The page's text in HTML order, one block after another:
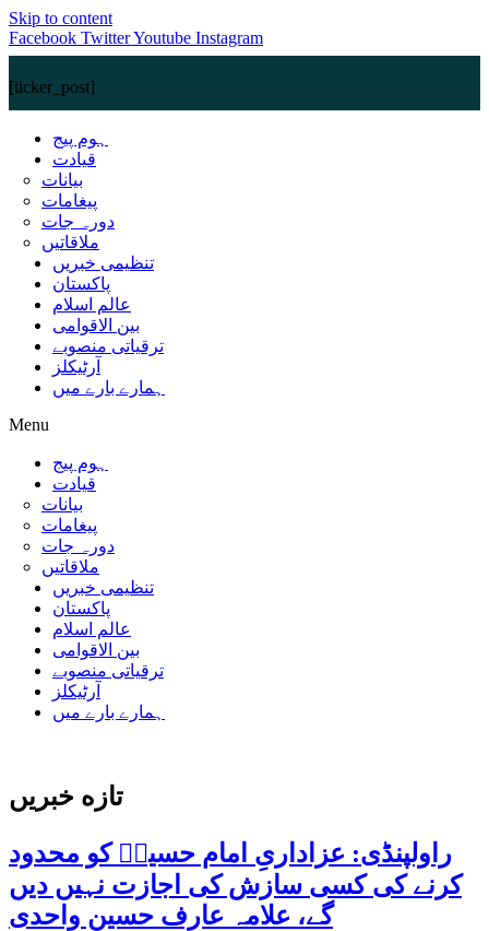
Skip to content
Facebook TwitterYoutube Instagram
[ticker_post]
ہوم پیج
قیادت
بیانات
پیغامات
دورہ جات
ملاقاتیں
تنظیمی خبریں
پاکستان
عالم اسلام
بین الاقوامی
ترقیاتی منصوبے
آرٹیکلز
ہمارے بارے میں
Menu
ہوم پیج
قیادت
بیانات
پیغامات
دورہ جات
ملاقاتیں
تنظیمی خبریں
پاکستان
عالم اسلام
بین الاقوامی
ترقیاتی منصوبے
آرٹیکلز
ہمارے بارے میں
تازه خبریں
راولپنڈی: عزاداریِ امام حسینؑ کو محدود
کرنے کی کسی سازش کی اجازت نہیں دیں
گے، علامہ عارف حسین واحدی